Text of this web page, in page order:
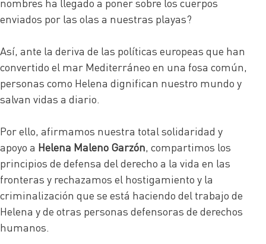
nombres ha llegado a poner sobre los cuerpos
enviados por las olas a nuestras playas?
Así, ante la deriva de las políticas europeas que han
convertido el mar Mediterráneo en una fosa común,
personas como Helena dignifican nuestro mundo y
salvan vidas a diario.
Por ello, afirmamos nuestra total solidaridad y
apoyo a Helena Maleno Garzón, compartimos los
principios de defensa del derecho a la vida en las
fronteras y rechazamos el hostigamiento y la
criminalización que se está haciendo del trabajo de
Helena y de otras personas defensoras de derechos
humanos.